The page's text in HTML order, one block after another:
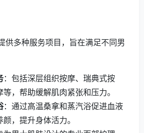
供多种服务项目，旨在满足不同男
：包括深层组织按摩、瑞典式按
，帮助缓解肌肉紧张和压力。
：通过高温桑拿和蒸汽浴促进血液
，提升身体活力。